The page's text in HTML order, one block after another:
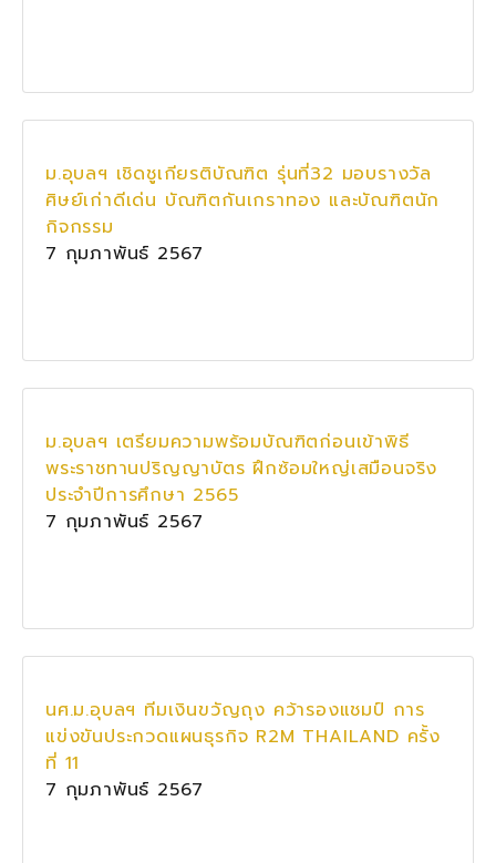
ม.อุบลฯ เชิดชูเกียรติบัณฑิต รุ่นที่32 มอบรางวัล
ศิษย์เก่าดีเด่น บัณฑิตกันเกราทอง และบัณฑิตนัก
กิจกรรม
7 กุมภาพันธ์ 2567
ม.อุบลฯ เตรียมความพร้อมบัณฑิตก่อนเข้าพิธี
พระราชทานปริญญาบัตร ฝึกซ้อมใหญ่เสมือนจริง
ประจำปีการศึกษา 2565
7 กุมภาพันธ์ 2567
นศ.ม.อุบลฯ ทีมเงินขวัญถุง คว้ารองแชมป์ การ
แข่งขันประกวดแผนธุรกิจ R2M THAILAND ครั้ง
ที่ 11
7 กุมภาพันธ์ 2567